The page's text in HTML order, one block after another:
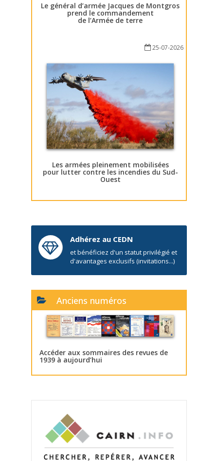
Le général d’armée Jacques de Montgros
prend le commandement
de l’Armée de terre
25-07-2026
Les armées pleinement mobilisées
pour lutter contre les incendies du Sud-
Ouest
Adhérez au CEDN
et bénéficiez d'un statut privilégié et
d'avantages exclusifs (invitations...)
Anciens numéros
Accéder aux sommaires des revues de
1939 à aujourd’hui